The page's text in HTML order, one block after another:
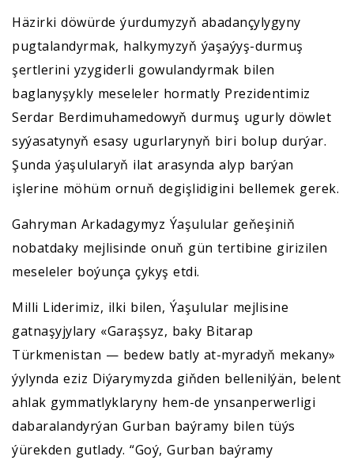
Häzirki döwürde ýurdumyzyň abadançylygyny
pugtalandyrmak, halkymyzyň ýaşaýyş-durmuş
şertlerini yzygiderli gowulandyrmak bilen
baglanyşykly meseleler hormatly Prezidentimiz
Serdar Berdimuhamedowyň durmuş ugurly döwlet
syýasatynyň esasy ugurlarynyň biri bolup durýar.
Şunda ýaşulularyň ilat arasynda alyp barýan
işlerine möhüm ornuň degişlidigini bellemek gerek.
Gahryman Arkadagymyz Ýaşulular geňeşiniň
nobatdaky mejlisinde onuň gün tertibine girizilen
meseleler boýunça çykyş etdi.
Milli Liderimiz, ilki bilen, Ýaşulular mejlisine
gatnaşyjylary «Garaşsyz, baky Bitarap
Türkmenistan — bedew batly at-myradyň mekany»
ýylynda eziz Diýarymyzda giňden bellenilýän, belent
ahlak gymmatlyklaryny hem-de ynsanperwerligi
dabaralandyrýan Gurban baýramy bilen tüýs
ýürekden gutlady. “Goý, Gurban baýramy